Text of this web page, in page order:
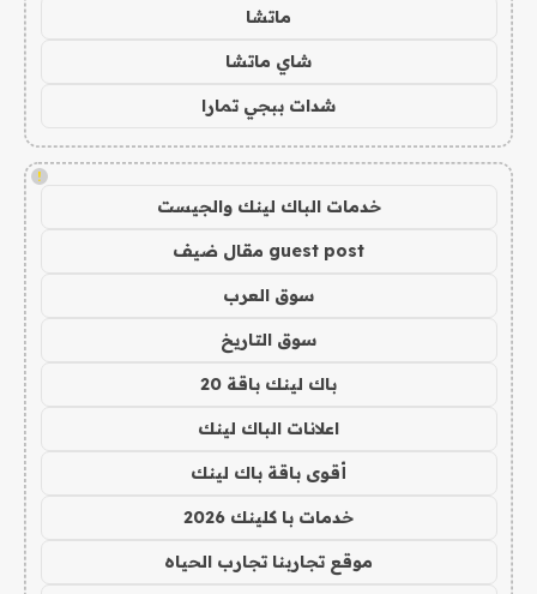
ماتشا
شاي ماتشا
شدات ببجي تمارا
!
خدمات الباك لينك والجيست
guest post مقال ضيف
سوق العرب
سوق التاريخ
باك لينك باقة 20
اعلانات الباك لينك
أقوى باقة باك لينك
خدمات با كلينك 2026
موقع تجاربنا تجارب الحياه